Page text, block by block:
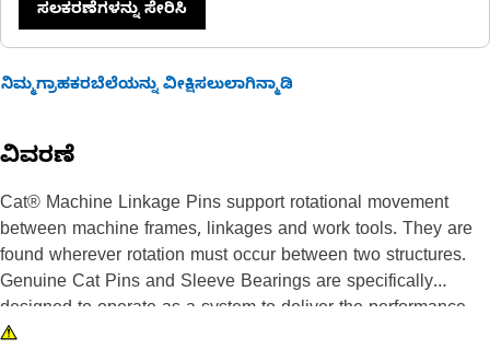
ಸಲಕರಣೆಗಳನ್ನು ಸೇರಿಸಿ
ನಿಮ್ಮಗ್ರಾಹಕರಬೆಲೆಯನ್ನು ವೀಕ್ಷಿಸಲುಲಾಗಿನ್ಮಾಡಿ
ವಿವರಣೆ
Cat® Machine Linkage Pins support rotational movement
between machine frames, linkages and work tools. They are
found wherever rotation must occur between two structures.
Genuine Cat Pins and Sleeve Bearings are specifically
designed to operate as a system to deliver the performance
you expect. Caterpillar design engineers match the right